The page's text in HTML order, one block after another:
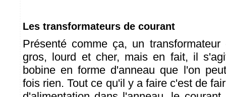
Les transformateurs de courant
Présenté comme ça, un
gros, lourd et cher, mais en fait, il
bobine en forme d'anneau que l'on
fois rien. Tout ce qu'il y a faire c'est de